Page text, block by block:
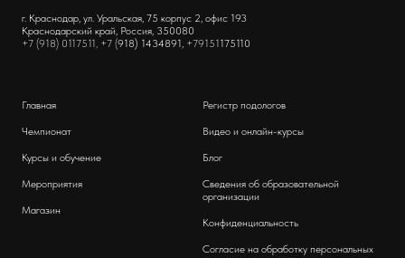
г. Краснодар, ул. Уральская, 75 корпус 2, офис 193
Краснодарский край, Россия, 350080
+7 (918) 0117511, +7 (918) 1434891, +79151175110
Главная
Чемпионат
Курсы и обучение
Мероприятия
Магазин
Регистр подологов
Видео и онлайн-курсы
Блог
Сведения об образовательной
организации
Конфиденциальность
Согласие на обработку персональных